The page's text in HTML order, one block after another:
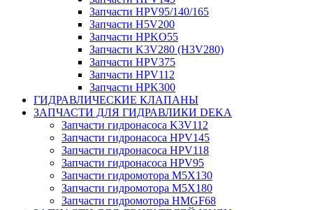
Запчасти HPV95/140/165
Запчасти H5V200
Запчасти HPKO55
Запчасти K3V280 (H3V280)
Запчасти HPV375
Запчасти HPV112
Запчасти HPK300
ГИДРАВЛИЧЕСКИЕ КЛАПАНЫ
ЗАПЧАСТИ ДЛЯ ГИДРАВЛИКИ DEKA
Запчасти гидронасоса K3V112
Запчасти гидронасоса HPV145
Запчасти гидронасоса HPV118
Запчасти гидронасоса HPV95
Запчасти гидромотора M5X130
Запчасти гидромотора M5X180
Запчасти гидромотора HMGF68